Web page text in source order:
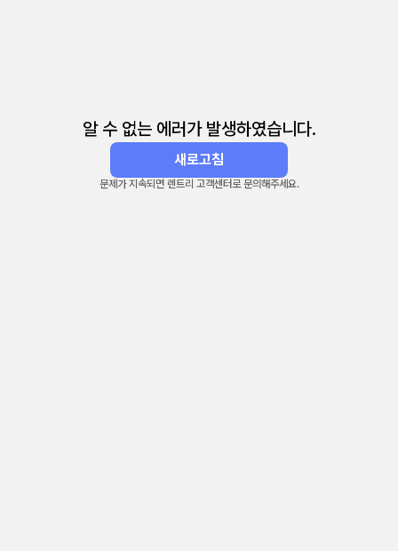
알 수 없는 에러가 발생하였습니다.
새로고침
문제가 지속되면 렌트리 고객센터로 문의해주세요.